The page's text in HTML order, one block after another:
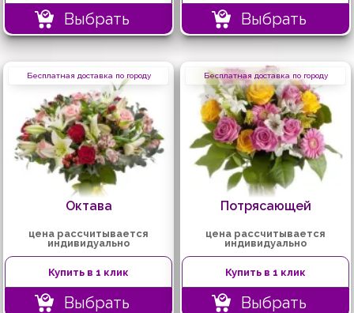
Выбрать Выбрать
Бесплатная доставка по городу
Октава
цена рассчитывается
индивидуально
Купить в 1 клик
Выбрать
Бесплатная доставка по городу
Потрясающей
цена рассчитывается
индивидуально
Купить в 1 клик
Выбрать